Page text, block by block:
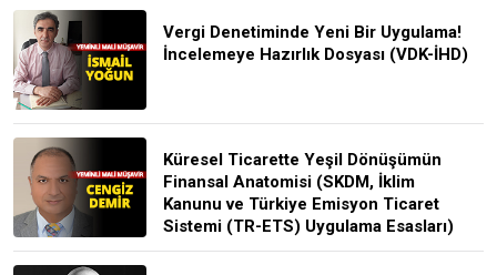
Vergi Denetiminde Yeni Bir Uygulama!
İncelemeye Hazırlık Dosyası (VDK-İHD)
Küresel Ticarette Yeşil Dönüşümün
Finansal Anatomisi (SKDM, İklim
Kanunu ve Türkiye Emisyon Ticaret
Sistemi (TR-ETS) Uygulama Esasları)